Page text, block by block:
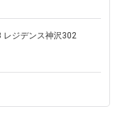
レジデンス神沢302